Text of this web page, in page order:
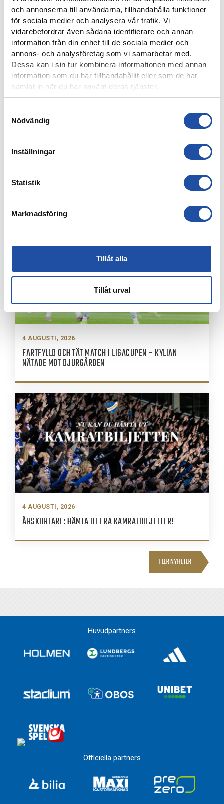
och annonserna till användarna, tillhandahålla funktioner
för sociala medier och analysera vår trafik. Vi
vidarebefordrar även sådana identifierare och annan
information från din enhet till de sociala medier och
annons- och analysföretag som vi samarbetar med.
Dessa kan i sin tur kombinera informationen med annan
information som du har tillhandahållit eller som de har
samlat in när du har använt deras tjänster.
Nödvändig
Inställningar
Statistik
Marknadsföring
Tillåt alla
Tillåt urval
7 AUGUSTI, 2026
ELIAS JEMALS BÄSTA TID PÅ KANTEN – “BARNDOMSDRÖM
ATT FÅ SPELA SÅ HÄR”
7 AUGUSTI, 2026
4 AUGUSTI, 2026
FARTFYLLD OCH TÄT MATCH I LIGACUPEN – KYLIAN
NÄTADE MOT DJURGÅRDEN
4 AUGUSTI, 2026
ÅRSKORTARE: HÄMTA UT ERA KAMRATBILJETTER!
FLER NYHETER
Huvudpartners
Officiella partners